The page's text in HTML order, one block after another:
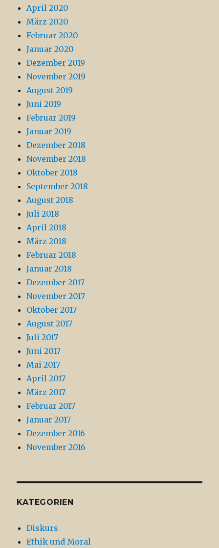
April 2020
März 2020
Februar 2020
Januar 2020
Dezember 2019
November 2019
August 2019
Juni 2019
Februar 2019
Januar 2019
Dezember 2018
November 2018
Oktober 2018
September 2018
August 2018
Juli 2018
April 2018
März 2018
Februar 2018
Januar 2018
Dezember 2017
November 2017
Oktober 2017
August 2017
Juli 2017
Juni 2017
Mai 2017
April 2017
März 2017
Februar 2017
Januar 2017
Dezember 2016
November 2016
KATEGORIEN
Diskurs
Ethik und Moral